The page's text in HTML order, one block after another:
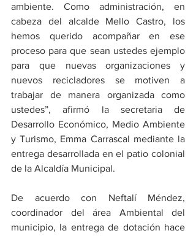
ambiente. Como administración, en
cabeza del alcalde Mello Castro, los
hemos querido acompañar en ese
proceso para que sean ustedes ejemplo
para que nuevas organizaciones y
nuevos recicladores se motiven a
trabajar de manera organizada como
ustedes”, afirmó la secretaria de
Desarrollo Económico, Medio Ambiente
y Turismo, Emma Carrascal mediante la
entrega desarrollada en el patio colonial
de la Alcaldía Municipal.
De acuerdo con Neftalí Méndez,
coordinador del área Ambiental del
municipio, la entrega de dotación hace